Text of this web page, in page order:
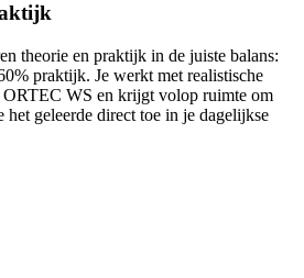
theorie en praktijk in de juiste balans:
praktijk. Je werkt met realistische
ORTEC WS en krijgt volop ruimte om
het geleerde direct toe in je dagelijkse